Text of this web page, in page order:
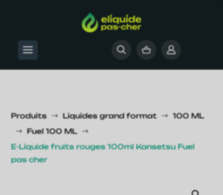
Produits $ Liquides grand format $ 100 ML
$ Fuel 100 ML $
E-Liquide fruits rouges 100ml Kansetsu Fuel
pas cher